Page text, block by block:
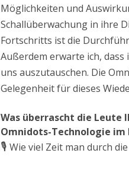
Möglichkeiten und
Schallüberwachung in ihre
Fortschritts ist die
Außerdem erwarte ich,
uns auszutauschen. Die
Gelegenheit für dieses
Was überrascht die Leute
Omnidots-Technologie im
🎙️Wie viel Zeit man durch